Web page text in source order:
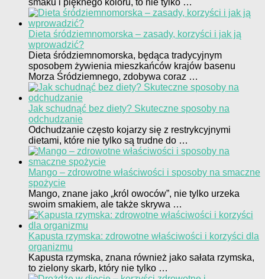
Dieta śródziemnomorska – zasady, korzyści i jak ją
wprowadzić?
Dieta śródziemnomorska, będąca tradycyjnym
sposobem żywienia mieszkańców krajów basenu
Morza Śródziemnego, zdobywa coraz …
Jak schudnąć bez diety? Skuteczne sposoby na
odchudzanie
Odchudzanie często kojarzy się z restrykcyjnymi
dietami, które nie tylko są trudne do …
Mango – zdrowotne właściwości i sposoby na smaczne
spożycie
Mango, znane jako „król owoców”, nie tylko urzeka
swoim smakiem, ale także skrywa …
Kapusta rzymska: zdrowotne właściwości i korzyści dla
organizmu
Kapusta rzymska, znana również jako sałata rzymska,
to zielony skarb, który nie tylko …